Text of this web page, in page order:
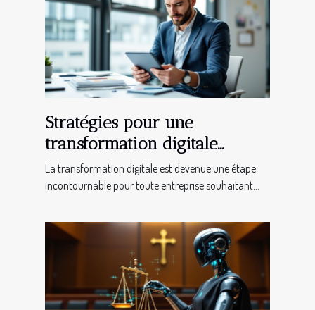
Stratégies pour une
transformation digitale
réussie en entreprise
La transformation digitale est devenue une étape
incontournable pour toute entreprise souhaitant...